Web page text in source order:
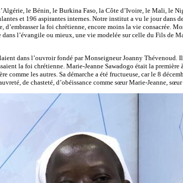
le Bénin, le Burkina Faso, la Côte d’Ivoire, le Mali, le
et 196 aspirantes internes. Notre institut a vu le jour
la foi chrétienne, encore moins la vie consacrée.
l’évangile ou mieux, une vie modelée sur celle du Fils de
dans l’ouvroir fondé par Monseigneur Joanny
la foi chrétienne. Marie-Jeanne Sawadogo était la
comme les autres. Sa démarche a été fructueuse, car le 8
de chasteté, d’obéissance comme sœur Marie-Jeanne,